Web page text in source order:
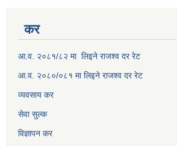
कर
आ.व. २०८१/८२ मा लिइने राजश्व दर रेट
आ.व. २०८०/०८१ मा लिइने राजश्व दर रेट
व्यवसाय कर
सेवा सुल्क
विज्ञापन कर